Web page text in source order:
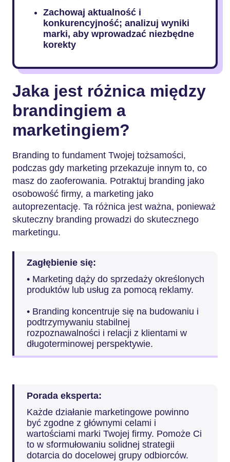
Zachowaj aktualność i
konkurencyjność; analizuj wyniki
marki, aby wprowadzać niezbędne
korekty
Jaka jest różnica między
brandingiem a
marketingiem?
Branding to fundament Twojej tożsamości,
podczas gdy marketing przekazuje innym to, co
masz do zaoferowania. Potraktuj branding jako
osobowość firmy, a marketing jako
autoprezentację. Ta różnica jest ważna, ponieważ
skuteczny branding prowadzi do skutecznego
marketingu.
Zagłębienie się:
• Marketing dąży do sprzedaży określonych
produktów lub usług za pomocą reklamy.
• Branding koncentruje się na budowaniu i
podtrzymywaniu stabilnej
rozpoznawalności i relacji z klientami w
długoterminowej perspektywie.
Porada eksperta:
Każde działanie marketingowe powinno
być zgodne z głównymi celami i
wartościami marki Twojej firmy. Pomoże Ci
to w sformułowaniu solidnej strategii
dotarcia do docelowej grupy odbiorców.